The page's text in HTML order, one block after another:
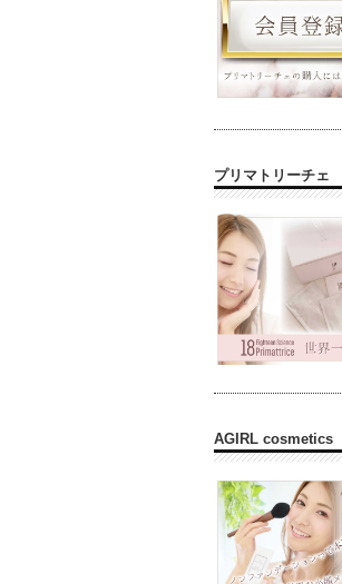
プリマトリーチェ
AGIRL cosmetics